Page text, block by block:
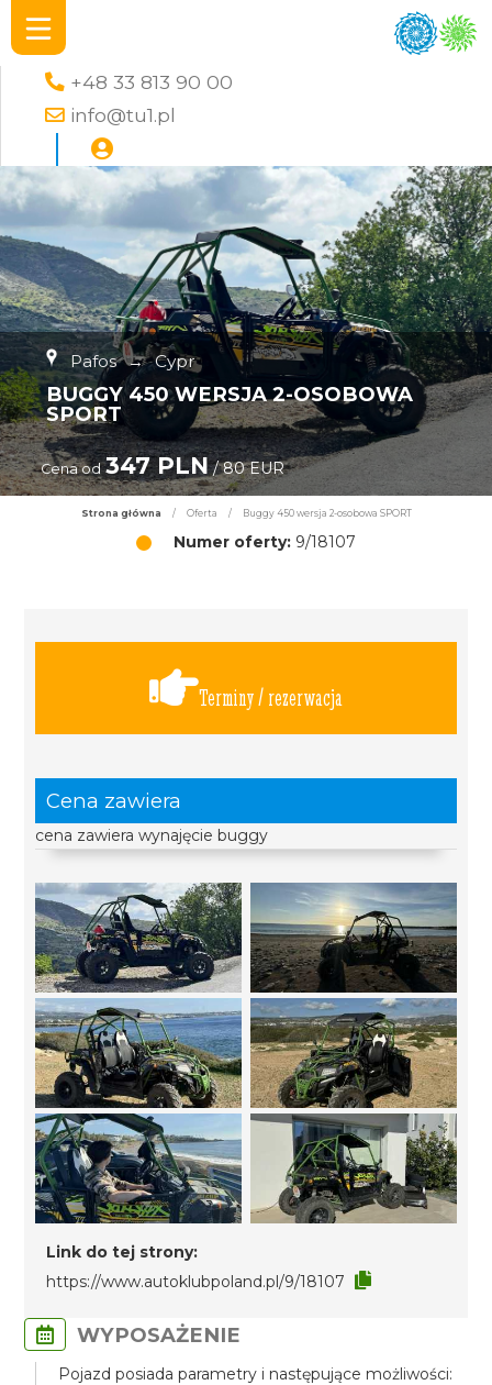
+48 33 813 90 00
info@tu1.pl
Pafos → Cypr
BUGGY 450 WERSJA 2-OSOBOWA
SPORT
Cena od 347 PLN/ 80 EUR
Strona główna / Oferta / Buggy 450 wersja 2-osobowa SPORT
Numer oferty: 9/18107
Terminy / rezerwacja
Cena zawiera
cena zawiera wynajęcie buggy
Link do tej strony:
https://www.autoklubpoland.pl/9/18107
WYPOSAŻENIE
Pojazd posiada parametry i następujące możliwości: